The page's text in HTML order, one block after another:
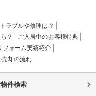
ラブルや修理は？
？
ご入居中のお客様特典
フォーム実績紹介
売却の流れ
件検索